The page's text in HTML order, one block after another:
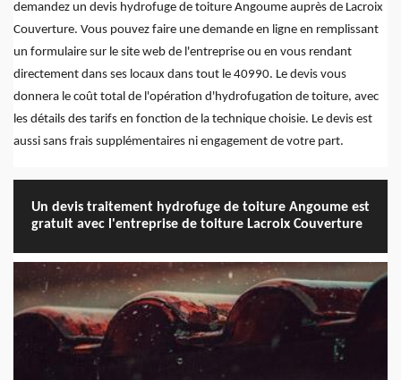
demandez un devis hydrofuge de toiture Angoume auprès de Lacroix
Couverture. Vous pouvez faire une demande en ligne en remplissant
un formulaire sur le site web de l'entreprise ou en vous rendant
directement dans ses locaux dans tout le 40990. Le devis vous
donnera le coût total de l'opération d'hydrofugation de toiture, avec
les détails des tarifs en fonction de la technique choisie. Le devis est
aussi sans frais supplémentaires ni engagement de votre part.
Un devis traitement hydrofuge de toiture Angoume est
gratuit avec l'entreprise de toiture Lacroix Couverture